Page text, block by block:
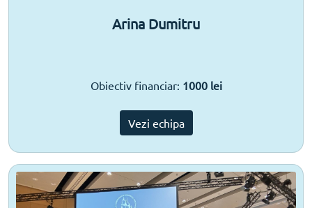
Arina Dumitru
Obiectiv financiar: 1000 lei
Vezi echipa